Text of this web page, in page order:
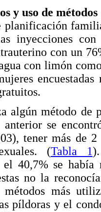
y uso de
planificación
inyecciones
con un
con limón
algún método de
anterior se
tener más de
(Tabla 1
40,7% se había
no la
más
píldoras y el